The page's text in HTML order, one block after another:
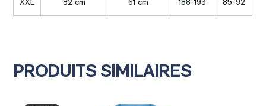
XXL 82 cm 61 cm 188-193 85-92
PRODUITS SIMILAIRES